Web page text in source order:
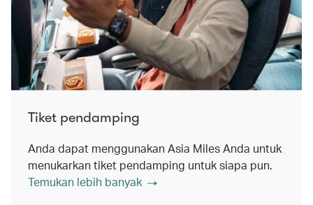
Tiket pendamping
Anda dapat menggunakan Asia Miles Anda untuk
menukarkan tiket pendamping untuk siapa pun.
Temukan lebih banyak